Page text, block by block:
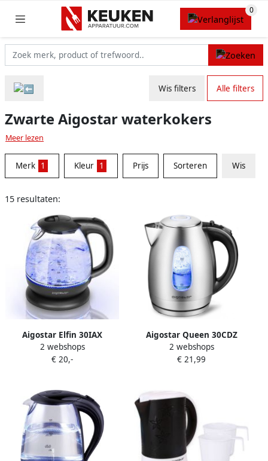
Wis filters Alle filters
Zwarte Aigostar waterkokers
Meer lezen
Merk 1 Kleur 1 Prijs Sorteren Wis
15 resultaten:
Aigostar Elfin 30IAX
Waterkoker glas
watekokers klein met LED 1
2 webshops
€ 20,-
Aigostar Queen 30CDZ
Waterkoker RVS met Led
verlichting 1.7 Liter Zwart
2 webshops
€ 21,99